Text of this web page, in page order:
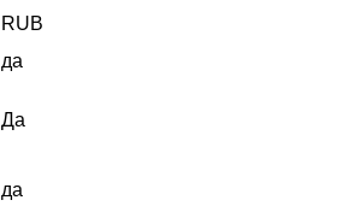
RUB
да
Да
да